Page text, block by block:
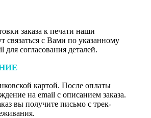
заказа к печати наши
связаться с Вами по указанному
для согласования деталей.
картой. После оплаты
на email с описанием заказа.
вы получите письмо с трек-